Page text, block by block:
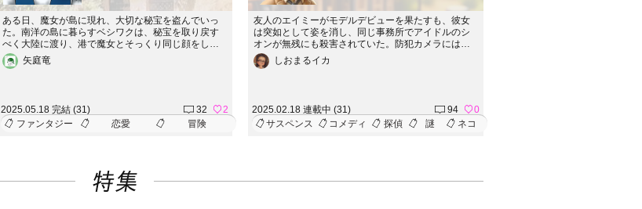
ある日、魔女が島に現れ、大切な秘宝を盗んでいっ
た。南洋の島に暮らすベシワクは、秘宝を取り戻す
べく大陸に渡り、港で魔女とそっくり同じ顔をした
女に出会う。思わず斬りかかるも、彼女は魔女と別
人のようで・・・。
矢庭竜
2025.05.18 完結 (31) 32
2
ファンタジー
恋愛 冒険
友人のエイミーがモデルデビューを果たすも、彼女
は突如として姿を消し、同じ事務所でアイドルのシ
オンが無残にも殺害されていた。防犯カメラにはエ
イミーが現場から慌てて立ち去る姿が映り、彼女に
殺人の疑いがかかる。エイミーの無実を信じるワト
しおまるイカ
2025.02.18 連載中 (31) 94
0
サスペンス
コメディ 探偵 謎 ネコ